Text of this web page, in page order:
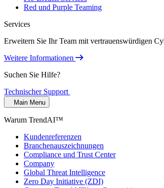
Red und Purple Teaming
Services
Erweitern Sie Ihr Team mit vertrauenswürdigen
Weitere Informationen
Suchen Sie Hilfe?
Technischer Support
Main Menu
Warum TrendAI™
Kundenreferenzen
Branchenauszeichnungen
Compliance und Trust Center
Company
Global Threat Intelligence
Zero Day Initiative (ZDI)